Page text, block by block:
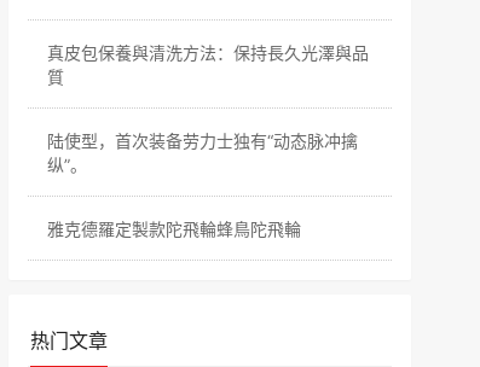
真皮包保養與清洗方法：保持長久光澤與品
質
陆使型，首次装备劳力士独有“动态脉冲擒
纵”。
雅克德羅定製款陀飛輪蜂鳥陀飛輪
热门文章